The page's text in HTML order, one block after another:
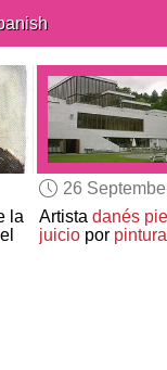
la
26
Artista danés
juiciopor